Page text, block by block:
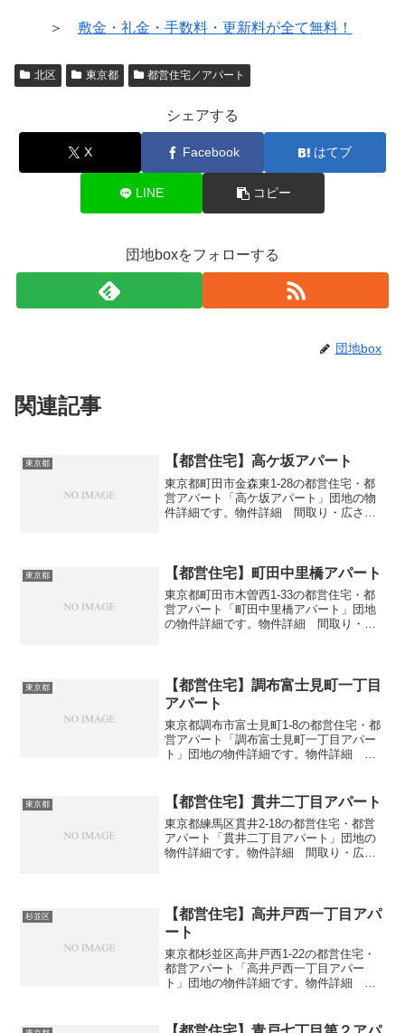
＞ 敷金・礼金・手数料・更新料が全て無料！
北区 東京都 都営住宅／アパート
シェアする
X Facebook はてブ
LINE コピー
団地boxをフォローする
団地box
関連記事
東京都 【都営住宅】高ケ坂アパート
東京都町田市金森東1-28の都営住宅・都
営アパート「高ケ坂アパート」団地の物
件詳細です。物件詳細 間取り・広さ団
ア...
東京都 【都営住宅】町田中里橋アパート
東京都町田市木曽西1-33の都営住宅・都
営アパート「町田中里橋アパート」団地
の物件詳細です。物件詳細 間取り・広
1971...
東京都
【都営住宅】調布富士見町一丁目
アパート
東京都調布市富士見町1-8の都営住宅・都
営アパート「調布富士見町一丁目アパー
ト」団地の物件詳細です。物件詳細 間
町1-8間取り3DK広さ・面積55㎡建設年度
築年数197...
東京都 【都営住宅】貫井二丁目アパート
東京都練馬区貫井2-18の都営住宅・都営
アパート「貫井二丁目アパート」団地の
物件詳細です。物件詳細 間取り・広さ
クセ...
杉並区
【都営住宅】高井戸西一丁目アパ
ート
東京都杉並区高井戸西1-22の都営住宅・
都営アパート「高井戸西一丁目アパー
ト」団地の物件詳細です。物件詳細 間
22間取り1DK-3DK広さ・面積32-63㎡建設